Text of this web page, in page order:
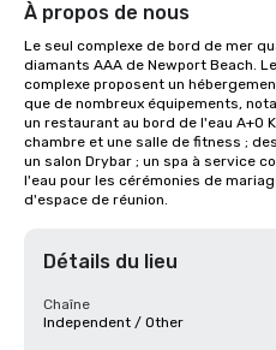
À propos de nous
Le seul complexe de bord de mer
diamants AAA de Newport Beach.
complexe proposent un
que de nombreux équipements,
un restaurant au bord de l'eau A+O
chambre et une salle de fitness ;
un salon Drybar ; un spa à service
l'eau pour les cérémonies de
d'espace de réunion.
Détails du lieu
Chaîne
Independent / Other